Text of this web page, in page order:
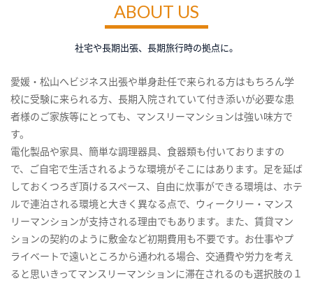
ABOUT US
社宅や長期出張、長期旅行時の拠点に。
愛媛・松山へビジネス出張や単身赴任で来られる方はもちろん学
校に受験に来られる方、長期入院されていて付き添いが必要な患
者様のご家族等にとっても、マンスリーマンションは強い味方で
す。
電化製品や家具、簡単な調理器具、食器類も付いておりますの
で、ご自宅で生活されるような環境がそこにはあります。足を延ば
しておくつろぎ頂けるスペース、自由に炊事ができる環境は、ホテ
ルで連泊される環境と大きく異なる点で、ウィークリー・マンス
リーマンションが支持される理由でもあります。また、賃貸マン
ションの契約のように敷金など初期費用も不要です。お仕事やプ
ライベートで遠いところから通われる場合、交通費や労力を考え
ると思いきってマンスリーマンションに滞在されるのも選択肢の１